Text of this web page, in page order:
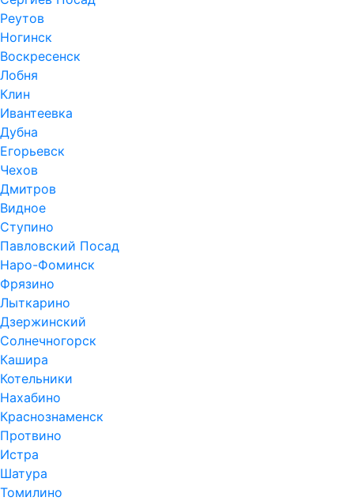
Реутов
Ногинск
Воскресенск
Лобня
Клин
Ивантеевка
Дубна
Егорьевск
Чехов
Дмитров
Видное
Ступино
Павловский Посад
Наро-Фоминск
Фрязино
Лыткарино
Дзержинский
Солнечногорск
Кашира
Котельники
Нахабино
Краснознаменск
Протвино
Истра
Шатура
Томилино